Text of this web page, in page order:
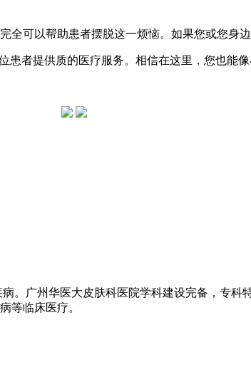
可以帮助患者摆脱这一烦恼。如果您或您身
者提供质的医疗服务。相信在这里，您也能
。广州华医大皮肤科医院学科建设完备，专
等临床医疗。